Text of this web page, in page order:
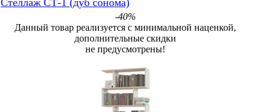
-40%
Данный товар реализуется с минимальной наценкой,
дополнительные скидки
не предусмотрены!